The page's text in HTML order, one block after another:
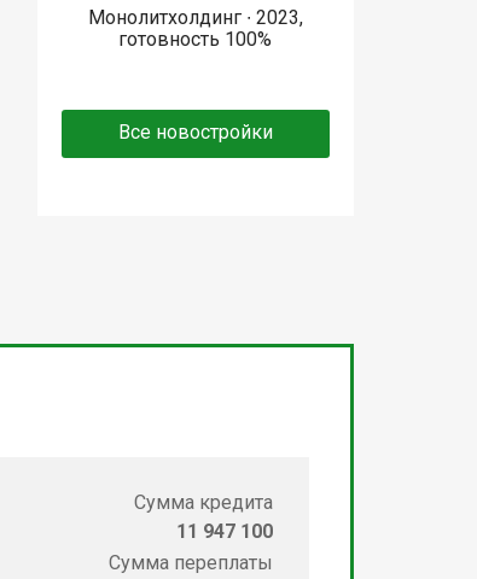
Монолитхолдинг ∙ 2023,
готовность 100%
Все новостройки
Сумма кредита
11 947 100
Сумма переплаты